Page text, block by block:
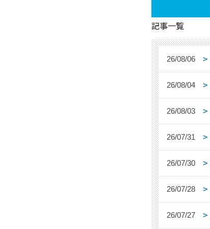
記事一覧
26/08/06
26/08/04
26/08/03
26/07/31
26/07/30
26/07/28
26/07/27